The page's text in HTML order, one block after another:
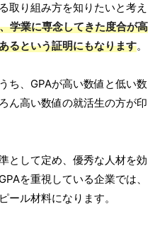
取り組み方を知りたいと考え
学業に専念してきた度合が高
るという証明にもなります。
ち、GPAが高い数値と低い数
ん高い数値の就活生の方が印
として定め、優秀な人材を効
を重視している企業では、
ール材料になります。